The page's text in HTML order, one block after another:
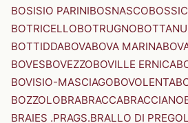
BOSISIO PARINIBOSNASCO
BOTRICELLOBOTRUGNO
BOTTIDDABOVABOVA MARINA
BOVESBOVEZZOBOVILLE ERNICA
BOVISIO-MASCIAGOBOVOLENTA
BOZZOLOBRABRACCABRACCIANO
BRAIES .PRAGS.BRALLO DI